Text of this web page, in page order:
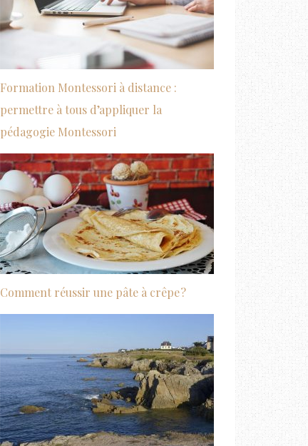
Formation Montessori à distance :
permettre à tous d’appliquer la
pédagogie Montessori
Comment réussir une pâte à crêpe ?